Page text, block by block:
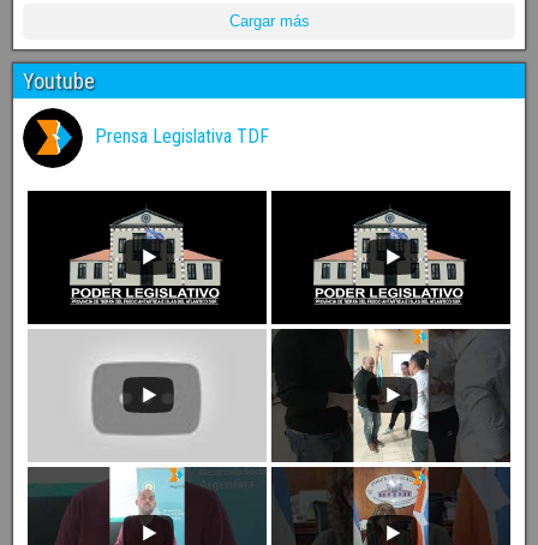
Cargar más
Youtube
Prensa Legislativa TDF